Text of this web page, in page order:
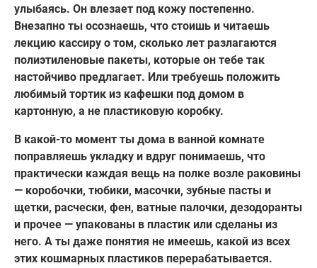
улыбаясь. Он влезает под кожу постепенно.
Внезапно ты осознаешь, что стоишь и читаешь
лекцию кассиру о том, сколько лет разлагаются
полиэтиленовые пакеты, которые он тебе так
настойчиво предлагает. Или требуешь положить
любимый тортик из кафешки под домом в
картонную, а не пластиковую коробку.
В какой-то момент ты дома в ванной комнате
поправляешь укладку и вдруг понимаешь, что
практически каждая вещь на полке возле раковины
— коробочки, тюбики, масочки, зубные пасты и
щетки, расчески, фен, ватные палочки, дезодоранты
и прочее — упакованы в пластик или сделаны из
него. А ты даже понятия не имеешь, какой из всех
этих кошмарных пластиков перерабатывается.